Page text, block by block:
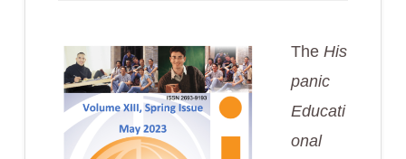
The His
panic
Educati
onal